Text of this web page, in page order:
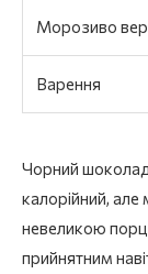
Морозиво
Варення
Чорний
калорійний, але
невеликою
прийнятним